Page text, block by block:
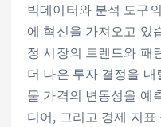
빅데이터와 분석 도구
에 혁신을 가져오고 있
정 시장의 트렌드와 패
더 나은 투자 결정을
물 가격의 변동성을 예
디어, 그리고 경제 지